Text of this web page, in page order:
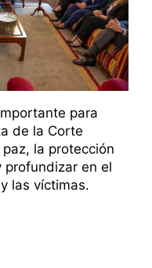
para
de la Corte
la protección
profundizar en el
las víctimas.